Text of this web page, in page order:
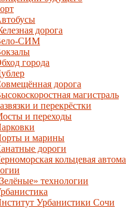
дорога
СИМ
города
дорога
магистраль
и перекрёстки
и переходы
и марины
дороги
кольцевая
технологии
Урбанистики Сочи